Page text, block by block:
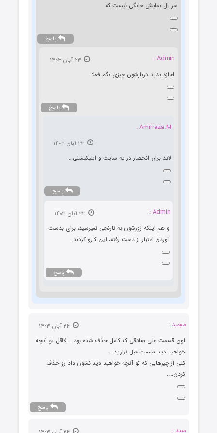
سریال نمایش خانگی نیست که
پاسخ
Admin :
۲۳ آبان ۱۴۰۳
اجازه بدید دربارشون چیزی نگم فعلا.
پاسخ
Amirreza.M :
۲۳ آبان ۱۴۰۳
لابد برای انحصار در یه سایت و اپلیکیشنی…
پاسخ
Admin :
و هم اینکه زورشون به نارنجی نمیرسید، برای بدست
آوردن اعتبار از دست رفته، این کارو کردند.
پاسخ
مجید :
اون قسمت علی صادقی که کامل حذف شده بود…. لااقل تو آنچه
خواهید دید قسمت قبل نزارید….
کلی از چیزهایی که تو آنچه خواهید دید نشون داد رو حذف
کردن…..
پاسخ
سید :